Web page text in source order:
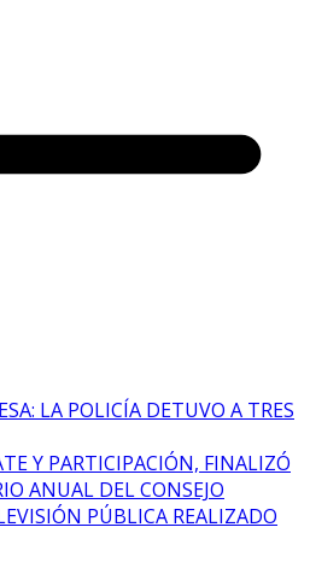
LA POLICÍA DETUVO A TRES
Y PARTICIPACIÓN, FINALIZÓ
ANUAL DEL CONSEJO
PÚBLICA REALIZADO